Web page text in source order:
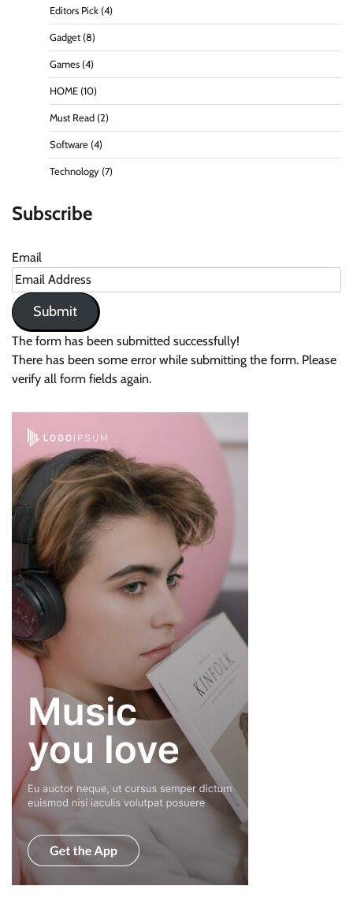
Editors Pick (4)
Gadget (8)
Games (4)
HOME (10)
Must Read (2)
Software (4)
Technology (7)
Subscribe
Email
Submit
The form has been submitted successfully!
There has been some error while submitting the form. Please
verify all form fields again.